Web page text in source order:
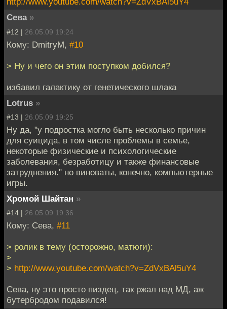
Сева »
#12 | 26.05.09 19:24
Кому: DmitryM, #10
> Ну и чего он этим поступком добился?
избавил галактику от генетического шлака
Lotrus »
#13 | 26.05.09 19:25
Ну да, "у подростка могло быть несколько причин
для суицида, в том числе проблемы в семье,
некоторые физические и психологические
заболевания, безработицу и также финансовые
затруднения." но виноваты, конечно, компьютерные
игры.
Хромой Шайтан »
#14 | 26.05.09 19:36
Кому: Сева, #11
> ролик в тему (осторожно, матюги):
>
> http://www.youtube.com/watch?v=ZdVxBAl5uY4
Сева, ну это просто пиздец, так ржал над МД, аж
бутербродом подавился!